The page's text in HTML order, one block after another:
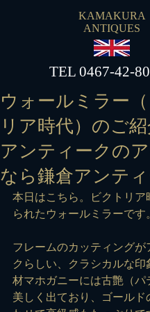
KAMAKURA
ANTIQUES
​TEL 0467-42-
ウォールミラー
リア時代）のご紹
アンティークの
なら鎌倉アンテ
本日はこちら。ビクトリア
られたウォールミラーです
フレームのカッティングが
クらしい、クラシカルな印
材マホガニーには古艶（パ
美しく出ており、ゴールド